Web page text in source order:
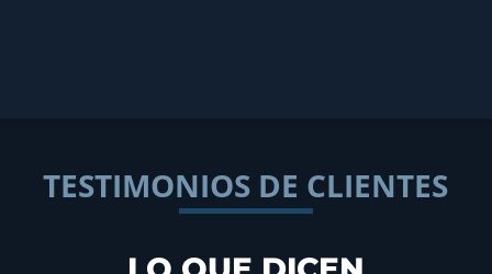
TESTIMONIOS DE CLIENTES